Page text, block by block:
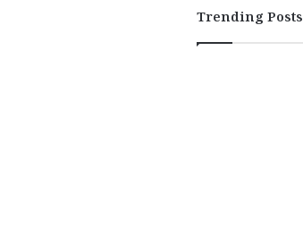
Trending Posts